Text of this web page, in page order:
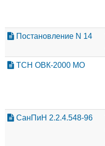
Постановление N 14
ТСН ОВК-2000 МО
СанПиН 2.2.4.548-96